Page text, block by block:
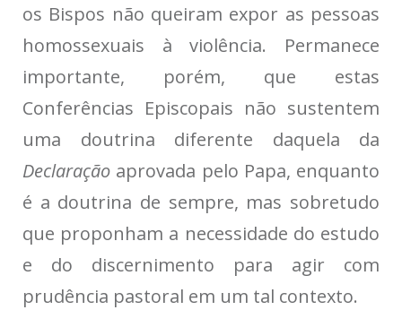
os Bispos não queiram expor as pessoas
homossexuais à violência. Permanece
importante, porém, que estas
Conferências Episcopais não sustentem
uma doutrina diferente daquela da
Declaração aprovada pelo Papa, enquanto
é a doutrina de sempre, mas sobretudo
que proponham a necessidade do estudo
e do discernimento para agir com
prudência pastoral em um tal contexto.